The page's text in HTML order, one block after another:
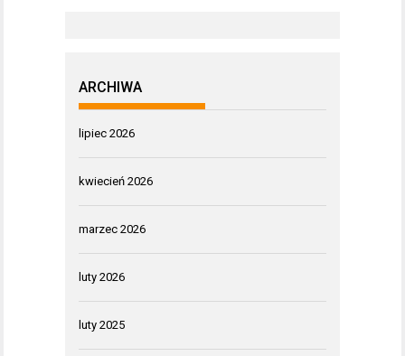
ARCHIWA
lipiec 2026
kwiecień 2026
marzec 2026
luty 2026
luty 2025